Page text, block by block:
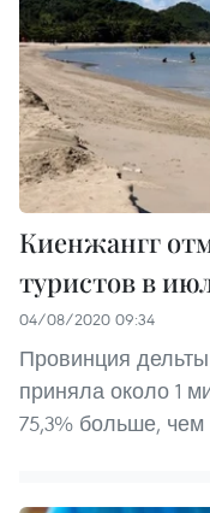
Киенжангг
туристов в
04/08/2020 09:34
Провинция
приняла около 1
75,3% больше,